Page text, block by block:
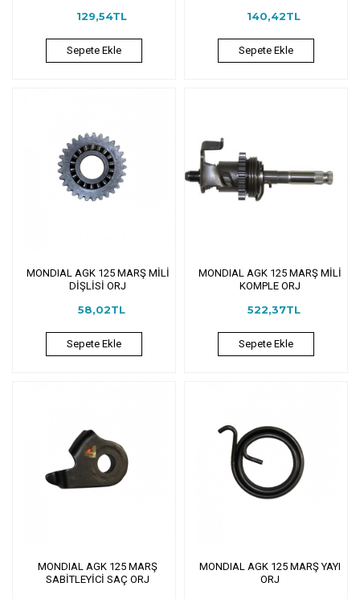
129,54TL
Sepete Ekle
140,42TL
Sepete Ekle
MONDIAL AGK 125 MARŞ MİLİ
DİŞLİSİ ORJ
58,02TL
Sepete Ekle
MONDIAL AGK 125 MARŞ MİLİ
KOMPLE ORJ
522,37TL
Sepete Ekle
MONDIAL AGK 125 MARŞ
SABİTLEYİCİ SAÇ ORJ
MONDIAL AGK 125 MARŞ YAYI
ORJ